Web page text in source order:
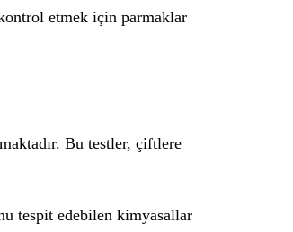
etmek için parmaklar
Bu testler, çiftlere
tespit edebilen kimyasallar